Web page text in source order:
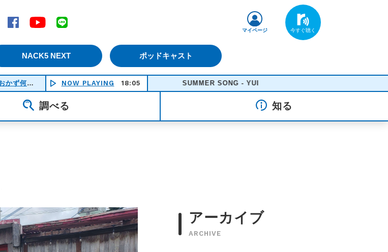
Twitter
Facebook YouTube
NACK5 NEXT ポッドキャスト
マイページ
いらっしゃいませ〜♪ アキダイ社長・松本伊代のごはんのおかず何にする？ (21:30-22:00)
NOW PLAYING 18:05 SUMMER SONG - YUI
調べる 知る
アーカイブ
ARCHIVE